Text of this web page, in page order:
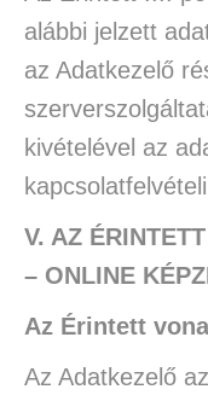
alábbi jelzett
az Adatkezelő
kivételével az
V. AZ
– ONLINE
Az Érintett
Az Adatkezelő